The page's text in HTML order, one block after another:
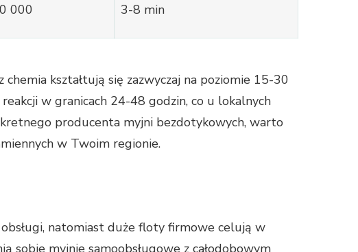
000 3-8 min
kształtują się zazwyczaj na poziomie 15-30
w granicach 24-48 godzin, co u lokalnych
producenta myjni bezdotykowych, warto
w Twoim regionie.
natomiast duże floty firmowe celują w
sobie myjnie samoobsługowe z całodobowym